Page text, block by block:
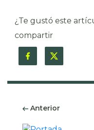
¿Te gustó este
compartir
Anterior